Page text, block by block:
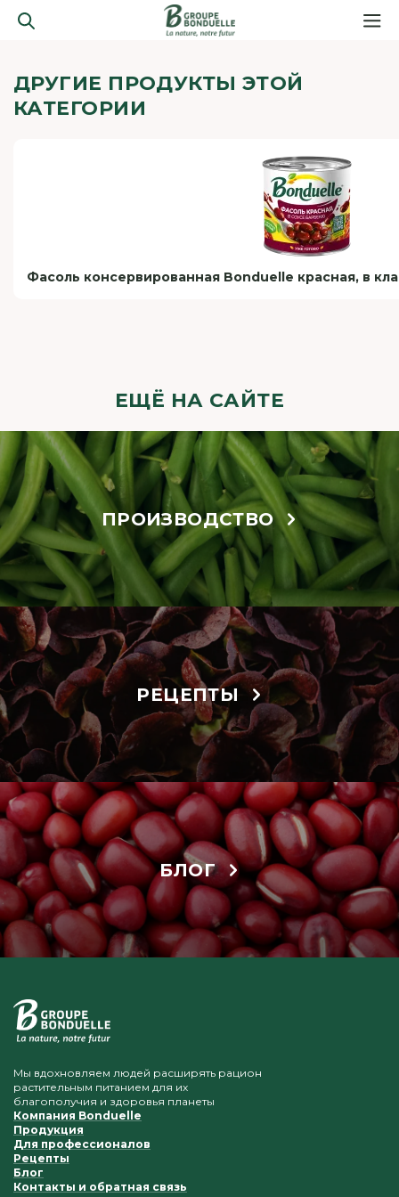
ДРУГИЕ ПРОДУКТЫ ЭТОЙ
КАТЕГОРИИ
Фасоль консервированная Bonduelle красная, в
ЕЩЁ НА САЙТЕ
ПРОИЗВОДСТВО
РЕЦЕПТЫ
БЛОГ
Мы вдохновляем людей расширять рацион
растительным питанием для их
благополучия и здоровья планеты
Компания Bonduelle
Продукция
Для профессионалов
Рецепты
Блог
Контакты и обратная связь